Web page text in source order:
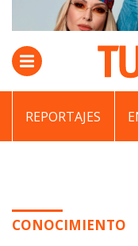
REPORTAJES
CONOCIMIENTO